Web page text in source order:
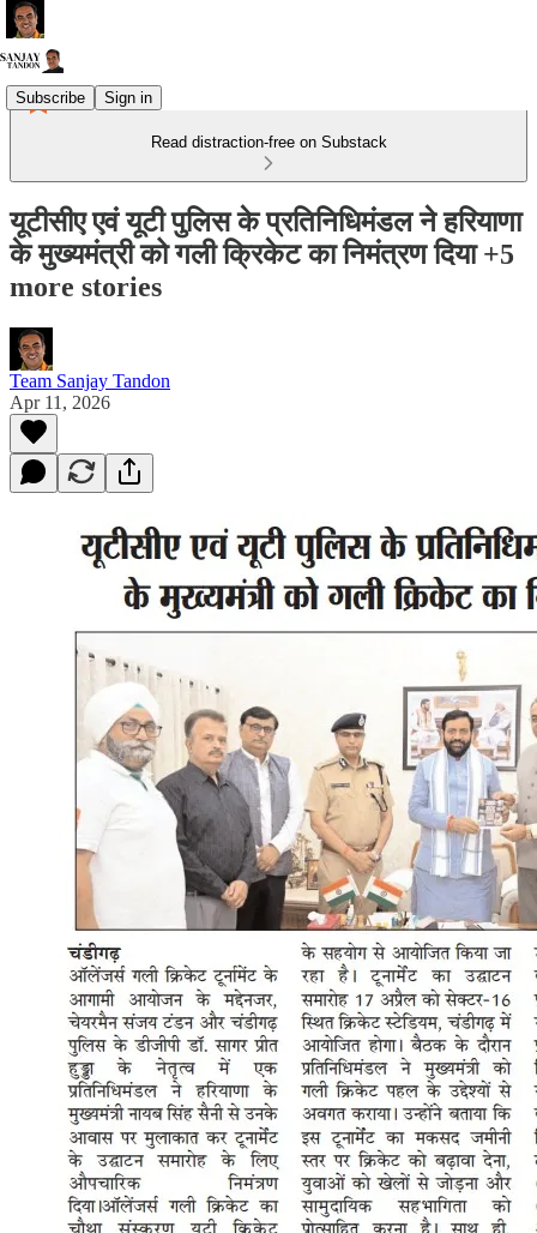
Subscribe Sign in
Read distraction-free on Substack
यूटीसीए एवं यूटी पुलिस के प्रतिनिधिमंडल ने हरियाणा
के मुख्यमंत्री को गली क्रिकेट का निमंत्रण दिया +5
more stories
Team Sanjay Tandon
Apr 11, 2026